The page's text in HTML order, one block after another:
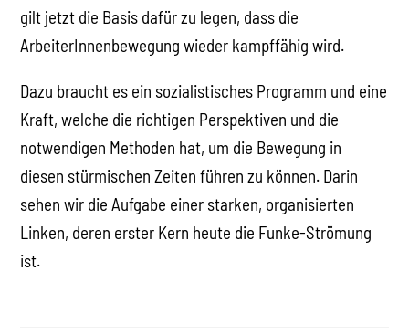
gilt jetzt die Basis dafür zu legen, dass die
ArbeiterInnenbewegung wieder kampffähig wird.
Dazu braucht es ein sozialistisches Programm und eine
Kraft, welche die richtigen Perspektiven und die
notwendigen Methoden hat, um die Bewegung in
diesen stürmischen Zeiten führen zu können. Darin
sehen wir die Aufgabe einer starken, organisierten
Linken, deren erster Kern heute die Funke-Strömung
ist.